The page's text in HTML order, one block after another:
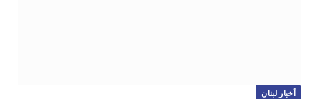
أخبار لبنان